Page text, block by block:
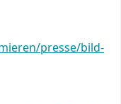
presse/bild-